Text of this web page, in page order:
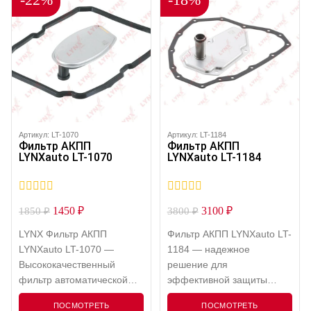
продукта соответствует
требованиям и стандартам
спецификации G12 EVO,
рекомендованной для
большинства современных
автомобилей группы VAG
(Volkswagen, Audi, Skoda,
Seat), а также подходит
для других марок, где
предписано…
Артикул: LT-1070
Фильтр АКПП
LYNXauto LT-1070
out
5
1850₽ 1450 ₽
LYNX Фильтр АКПП
LYNXauto LT-1070 —
Высококачественный
фильтр автоматической
коробки передач с
ПОСМОТРЕТЬ
Артикул: LT-1184
Фильтр АКПП
LYNXauto LT-1184
out
5
3800₽ 3100 ₽
Фильтр АКПП LYNXauto LT-
1184 — надежное
решение для
эффективной защиты
автоматической
ПОСМОТРЕТЬ